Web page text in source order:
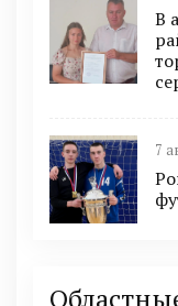
В
7